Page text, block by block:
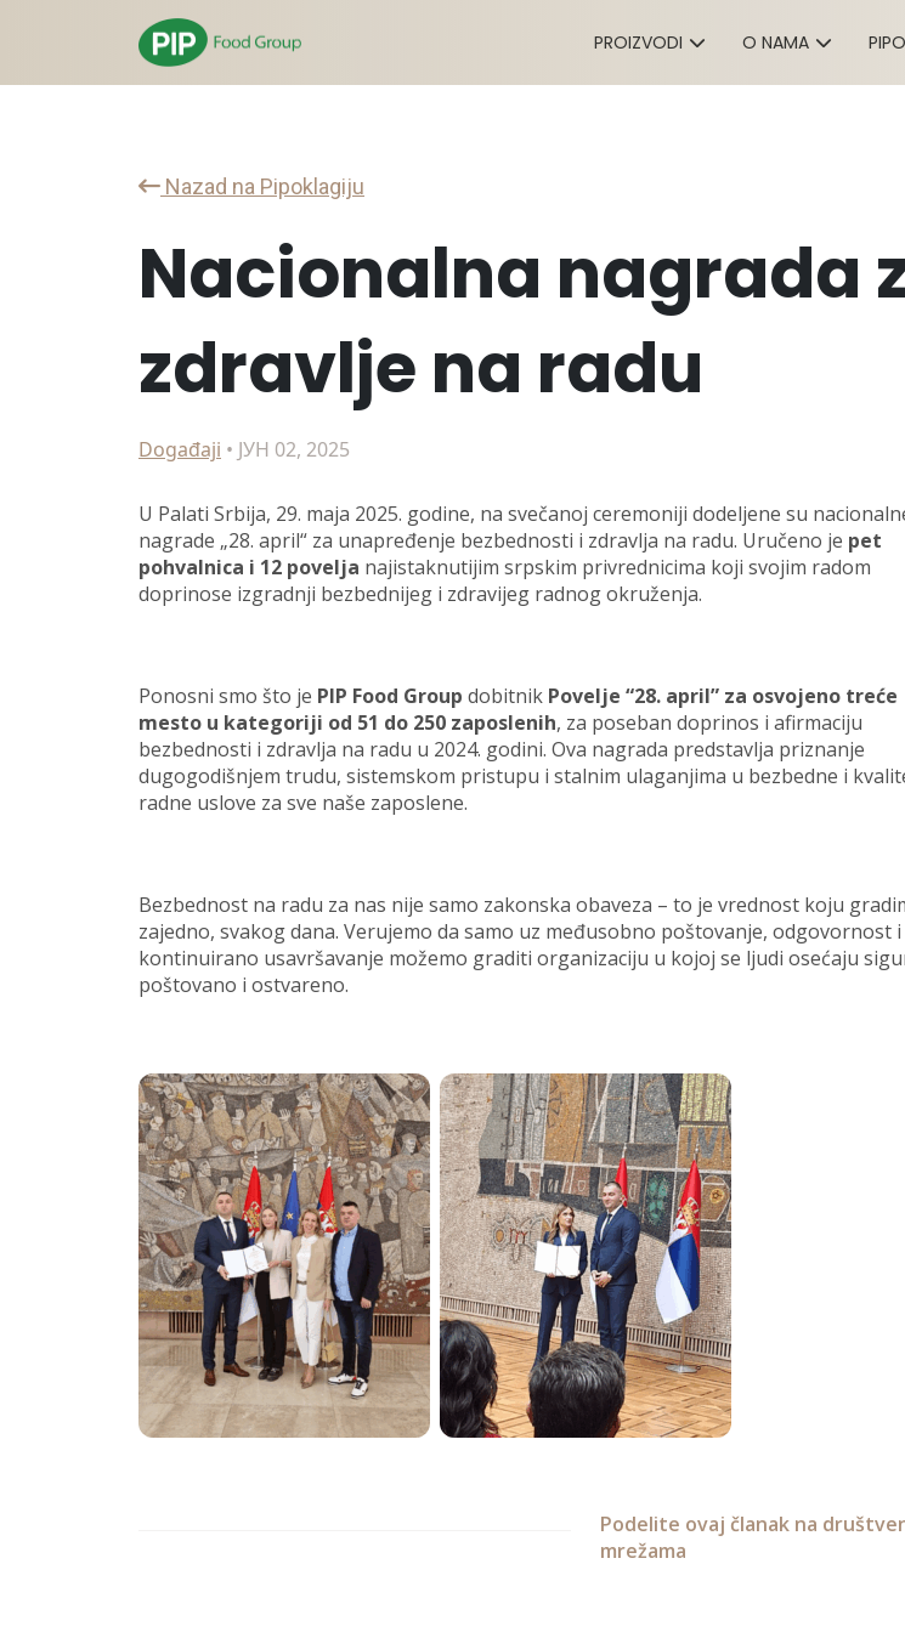
PROIZVODI O NAMA
Nazad na Pipoklagiju
Nacionalna nagrada
zdravlje na radu
Događaji • ЈУН 02, 2025
U Palati Srbija, 29. maja 2025. godine, na svečanoj ceremoniji dodeljene su
nagrade „28. april“ za unapređenje bezbednosti i zdravlja na radu. Uručeno je pet
pohvalnica i 12 povelja najistaknutijim srpskim privrednicima koji svojim radom
doprinose izgradnji bezbednijeg i zdravijeg radnog okruženja.
Ponosni smo što je PIP Food Group dobitnik Povelje “28. april” za osvojeno treće
mesto u kategoriji od 51 do 250 zaposlenih, za poseban doprinos i afirmaciju
bezbednosti i zdravlja na radu u 2024. godini. Ova nagrada predstavlja priznanje
dugogodišnjem trudu, sistemskom pristupu i stalnim ulaganjima u bezbedne i
radne uslove za sve naše zaposlene.
Bezbednost na radu za nas nije samo zakonska obaveza – to je vrednost koju
zajedno, svakog dana. Verujemo da samo uz međusobno poštovanje, odgovornost i
kontinuirano usavršavanje možemo graditi organizaciju u kojoj se ljudi osećaju
poštovano i ostvareno.
Podelite ovaj članak na
mrežama